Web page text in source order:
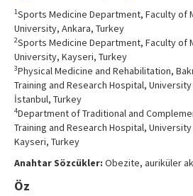
Contact Us
1Sports Medicine Department, Faculty of
University, Ankara, Turkey
2Sports Medicine Department, Faculty of
University, Kayseri, Turkey
3Physical Medicine and Rehabilitation,
Training and Research Hospital,
İstanbul, Turkey
4Department of Traditional and
Training and Research Hospital,
Kayseri, Turkey
Anahtar Sözcükler: Obezite, auriküler
Öz